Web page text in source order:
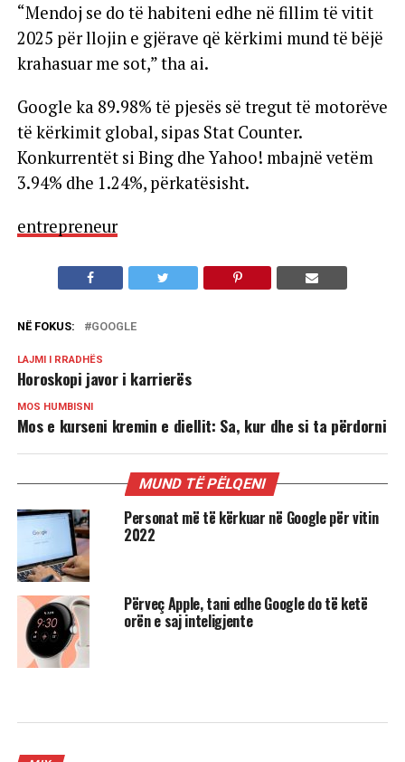
“Mendoj se do të habiteni edhe në fillim të vitit
2025 për llojin e gjërave që kërkimi mund të bëjë
krahasuar me sot,” tha ai.
Google ka 89.98% të pjesës së tregut të motorëve
të kërkimit global, sipas Stat Counter.
Konkurrentët si Bing dhe Yahoo! mbajnë vetëm
3.94% dhe 1.24%, përkatësisht.
entrepreneur
NË FOKUS: GOOGLE
LAJMI I RRADHËS
Horoskopi javor i karrierës
MOS HUMBISNI
Mos e kurseni kremin e diellit: Sa, kur dhe si ta përdorni
MUND TË PËLQENI
Personat më të kërkuar në Google për vitin
2022
Përveç Apple, tani edhe Google do të ketë
orën e saj inteligjente